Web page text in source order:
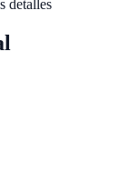
detalles